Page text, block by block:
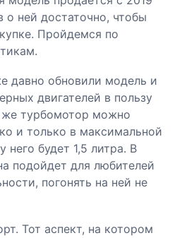
о ней достаточно, чтобы
Пройдемся по
давно обновили модель и
двигателей в пользу
же турбомотор можно
и только в максимальной
него будет 1,5 литра. В
подойдет для любителей
погонять на ней не
Тот аспект, на котором